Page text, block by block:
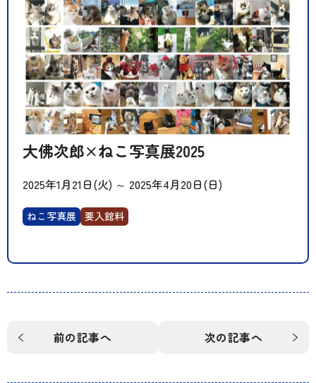
大佛次郎×ねこ写真展2025
2025年1月21日(火) ～ 2025年4月20日(日)
ねこ写真展 要入館料
前の記事へ 次の記事へ